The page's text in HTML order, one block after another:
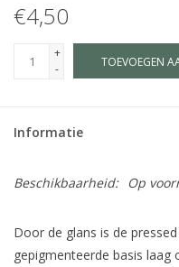
€4,50
+
-
TOEVOEGEN
Informatie
Beschikbaarheid: Op
Door de glans is de
gepigmenteerde basis laag